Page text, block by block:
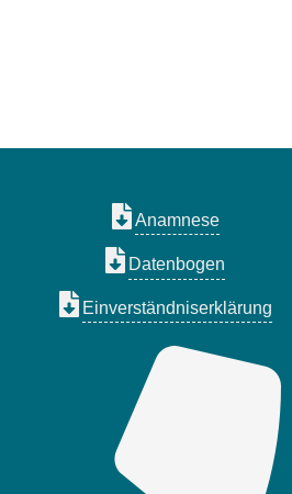
Anamnese
Datenbogen
Einverständniserklärung